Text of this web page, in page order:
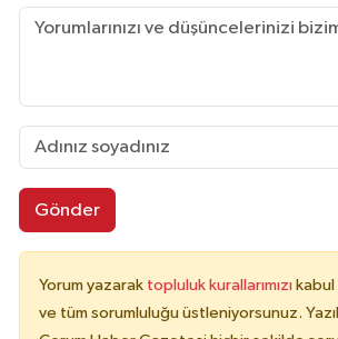
Gönder
Yorum yazarak topluluk kurallarımızı
ve tüm sorumluluğu üstleniyorsunuz.